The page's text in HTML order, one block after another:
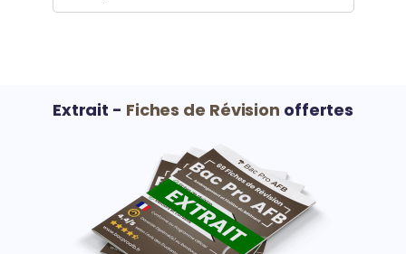
Extrait - Fiches de Révision offertes